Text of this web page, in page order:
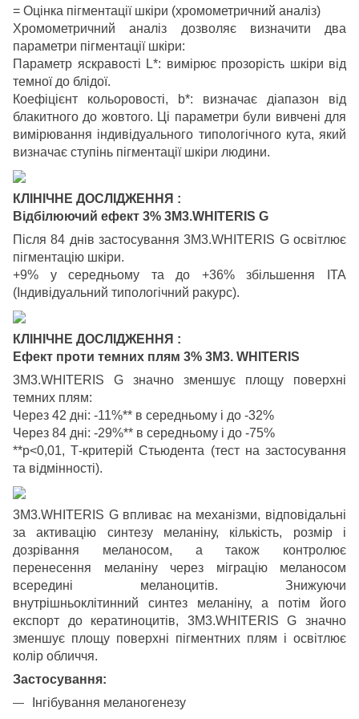
= Оцінка пігментації шкіри (хромометричний аналіз)
Хромометричний аналіз дозволяє визначити два
параметри пігментації шкіри:
Параметр яскравості L*: вимірює прозорість шкіри від
темної до блідої.
Коефіцієнт кольоровості, b*: визначає діапазон від
блакитного до жовтого. Ці параметри були вивчені для
вимірювання індивідуального типологічного кута, який
визначає ступінь пігментації шкіри людини.
КЛІНІЧНЕ ДОСЛІДЖЕННЯ :
Відбілюючий ефект 3% 3M3.WHITERIS G
Після 84 днів застосування 3M3.WHITERIS G освітлює
пігментацію шкіри.
+9% у середньому та до +36% збільшення ITA
(Індивідуальний типологічний ракурс).
КЛІНІЧНЕ ДОСЛІДЖЕННЯ :
Ефект проти темних плям 3% 3M3. WHITERIS
3M3.WHITERIS G значно зменшує площу поверхні
темних плям:
Через 42 дні: -11%** в середньому і до -32%
Через 84 дні: -29%** в середньому і до -75%
**p<0,01, Т-критерій Стьюдента (тест на застосування
та відмінності).
3M3.WHITERIS G впливає на механізми, відповідальні
за активацію синтезу меланіну, кількість, розмір і
дозрівання меланосом, а також контролює
перенесення меланіну через міграцію меланосом
всередині меланоцитів. Знижуючи
внутрішньоклітинний синтез меланіну, а потім його
експорт до кератиноцитів, 3M3.WHITERIS G значно
зменшує площу поверхні пігментних плям і освітлює
колір обличчя.
Застосування:
Інгібування меланогенезу